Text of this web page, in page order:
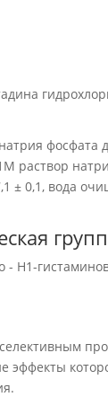
фосфата
раствор
± 0,1, вода
- H1-
эффекты